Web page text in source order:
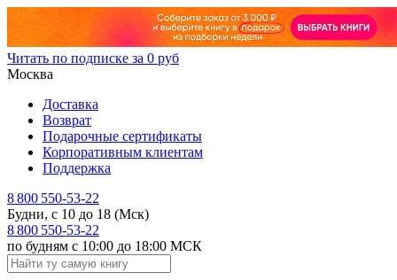
Читать по подписке за 0 руб
Москва
Доставка
Возврат
Подарочные сертификаты
Корпоративным клиентам
Поддержка
8 800 550-53-22
Будни, с 10 до 18 (Мск)
8 800 550-53-22
по будням с 10:00 до 18:00 МСК